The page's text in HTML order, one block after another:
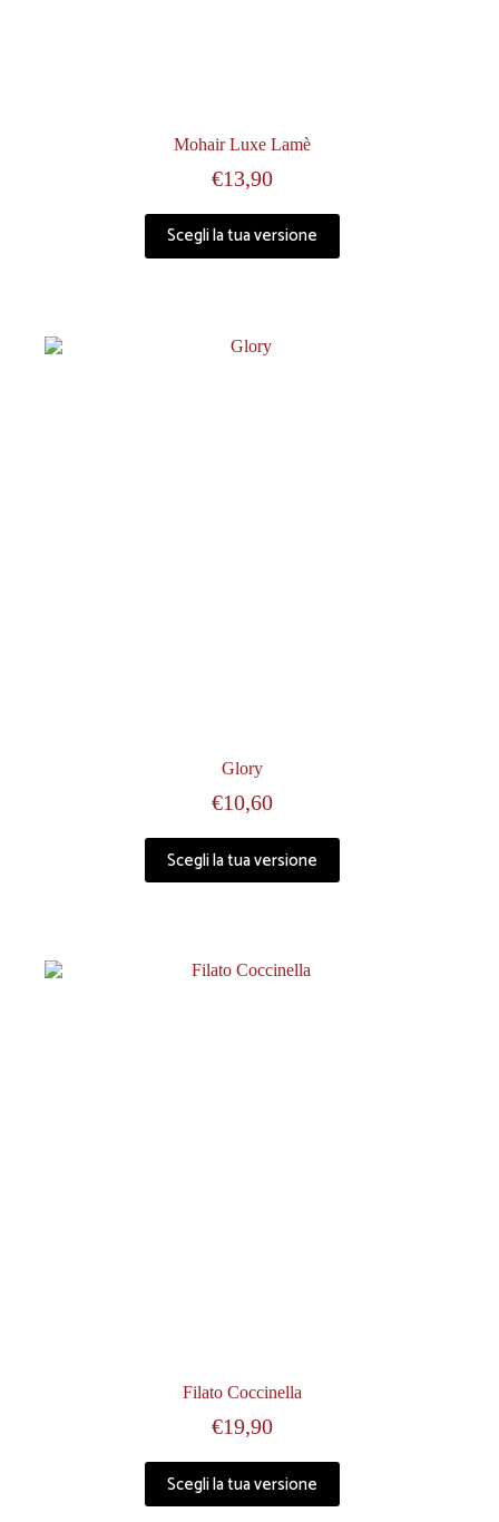
Mohair Luxe Lamè
€13,90
Scegli la tua versione
Glory
€10,60
Scegli la tua versione
Filato Coccinella
€19,90
Scegli la tua versione